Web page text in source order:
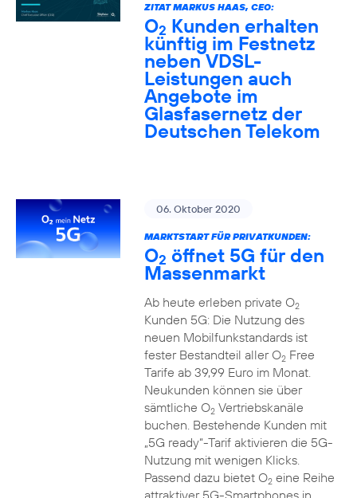
ZITAT MARKUS HAAS, CEO:
O2 Kunden erhalten
künftig im Festnetz
neben VDSL-
Leistungen auch
Angebote im
Glasfasernetz der
Deutschen Telekom
06. Oktober 2020
MARKTSTART FÜR PRIVATKUNDEN:
O2 öffnet 5G für den
Massenmarkt
Ab heute erleben private O2
Kunden 5G: Die Nutzung des
neuen Mobilfunkstandards ist
fester Bestandteil aller O2Free
Tarife ab 39,99 Euro im Monat.
Neukunden können sie über
sämtliche O2Vertriebskanäle
buchen. Bestehende Kunden mit
„5G ready“-Tarif aktivieren die 5G-
Nutzung mit wenigen Klicks.
Passend dazu bietet O2eine Reihe
attraktiver 5G-Smartphones in